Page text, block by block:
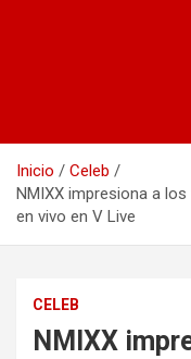
Inicio
Celeb
NMIXX impresiona a
en vivo en V Live
CELEB
NMIXX